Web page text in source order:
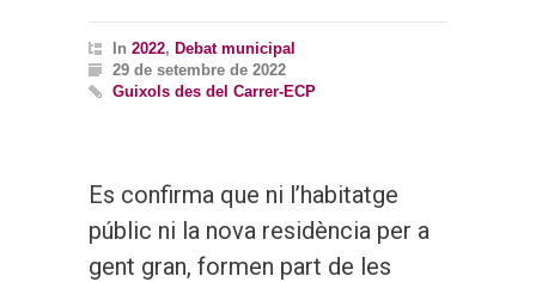
In 2022, Debat municipal
29 de setembre de 2022
Guixols des del Carrer-ECP
Es confirma que ni l’habitatge
públic ni la nova residència per a
gent gran, formen part de les